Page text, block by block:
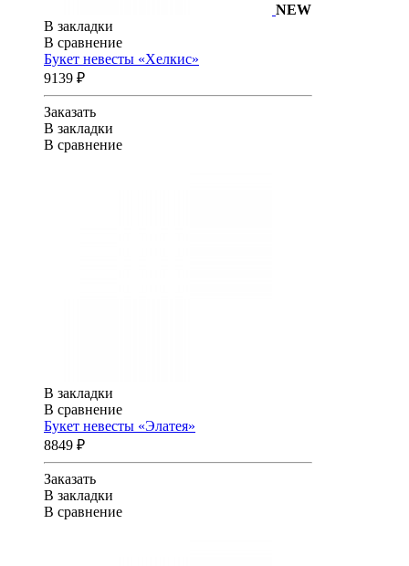
NEW
В закладки
В сравнение
Букет невесты «Хелкис»
9139 ₽
Заказать
В закладки
В сравнение
В закладки
В сравнение
Букет невесты «Элатея»
8849 ₽
Заказать
В закладки
В сравнение